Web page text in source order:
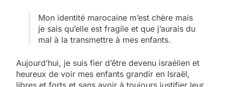
Mon identité marocaine m’est chère mais
je sais qu’elle est fragile et que j’aurais du
mal à la transmettre à mes enfants.
Aujourd’hui, je suis fier d’être devenu israélien et
heureux de voir mes enfants grandir en Israël,
libres et forts et sans avoir à toujours justifier leur